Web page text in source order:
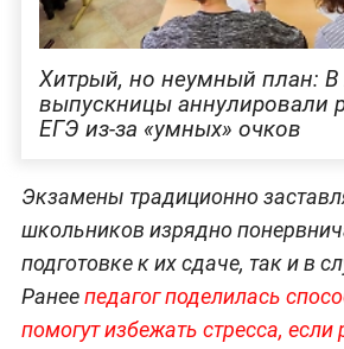
Хитрый, но неумный план: В
выпускницы аннулировали
ЕГЭ из-за «умных» очков
Экзамены традиционно
школьников изрядно
подготовке к их сдаче, так и в
Ранеепедагог поделилась
помогут избежать стресса, если